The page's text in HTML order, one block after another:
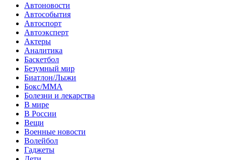
Автоновости
Автособытия
Автоспорт
Автоэксперт
Актеры
Аналитика
Баскетбол
Безумный мир
Биатлон/Лыжи
Бокс/MMA
Болезни и лекарства
В мире
В России
Вещи
Военные новости
Волейбол
Гаджеты